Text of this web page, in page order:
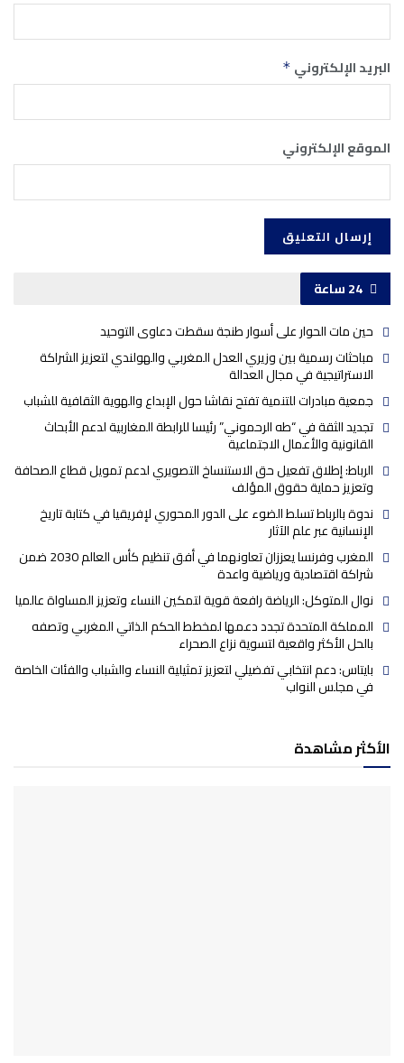
البريد الإلكتروني *
الموقع الإلكتروني
24 ساعة
حين مات الحوار على أسوار طنجة سقطت دعاوى التوحيد
مباحثات رسمية بين وزيري العدل المغربي والهولندي لتعزيز الشراكة
الاستراتيجية في مجال العدالة
جمعية مبادرات للتنمية تفتح نقاشا حول الإبداع والهوية الثقافية للشباب
تجديد الثقة في “طه الرحموني” رئيسا للرابطة المغاربية لدعم الأبحاث
القانونية والأعمال الاجتماعية
الرباط: إطلاق تفعيل حق الاستنساخ التصويري لدعم تمويل قطاع الصحافة
وتعزيز حماية حقوق المؤلف
ندوة بالرباط تسلط الضوء على الدور المحوري لإفريقيا في كتابة تاريخ
الإنسانية عبر علم الآثار
المغرب وفرنسا يعززان تعاونهما في أفق تنظيم كأس العالم 2030 ضمن
شراكة اقتصادية ورياضية واعدة
نوال المتوكل: الرياضة رافعة قوية لتمكين النساء وتعزيز المساواة عالميا
المملكة المتحدة تجدد دعمها لمخطط الحكم الذاتي المغربي وتصفه
بالحل الأكثر واقعية لتسوية نزاع الصحراء
بايتاس: دعم انتخابي تفضيلي لتعزيز تمثيلية النساء والشباب والفئات الخاصة
في مجلس النواب
الأكثر مشاهدة